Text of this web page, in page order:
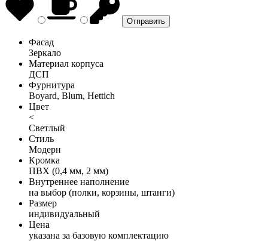
Фасад
Зеркало
Материал корпуса
ДСП
Фурнитура
Boyard, Blum, Hettich
Цвет
<
Светлый
Стиль
Модерн
Кромка
ПВХ (0,4 мм, 2 мм)
Внутреннее наполнение
на выбор (полки, корзины, штанги)
Размер
индивидуальный
Цена
указана за базовую комплектацию